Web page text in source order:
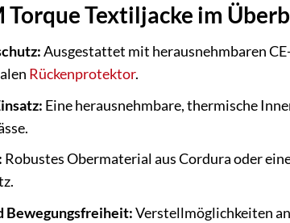
Torque Textiljacke im
Ausgestattet mit herausnehmbaren
Rückenprotektor.
Eine herausnehmbare, thermische
Robustes Obermaterial aus Cordura oder
Bewegungsfreiheit:Verstellmöglichkeiten